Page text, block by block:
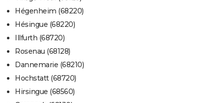
Hégenheim (68220)
Hésingue (68220)
Illfurth (68720)
Rosenau (68128)
Dannemarie (68210)
Hochstatt (68720)
Hirsingue (68560)